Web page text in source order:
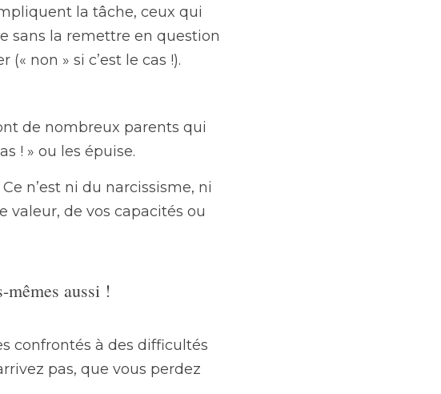
la tâche, ceux qui
sans la remettre en question
non » si c’est le cas !).
de nombreux parents qui
! » ou les épuise.
n’est ni du narcissisme, ni
valeur, de vos capacités ou
mêmes aussi !
confrontés à des difficultés
pas, que vous perdez